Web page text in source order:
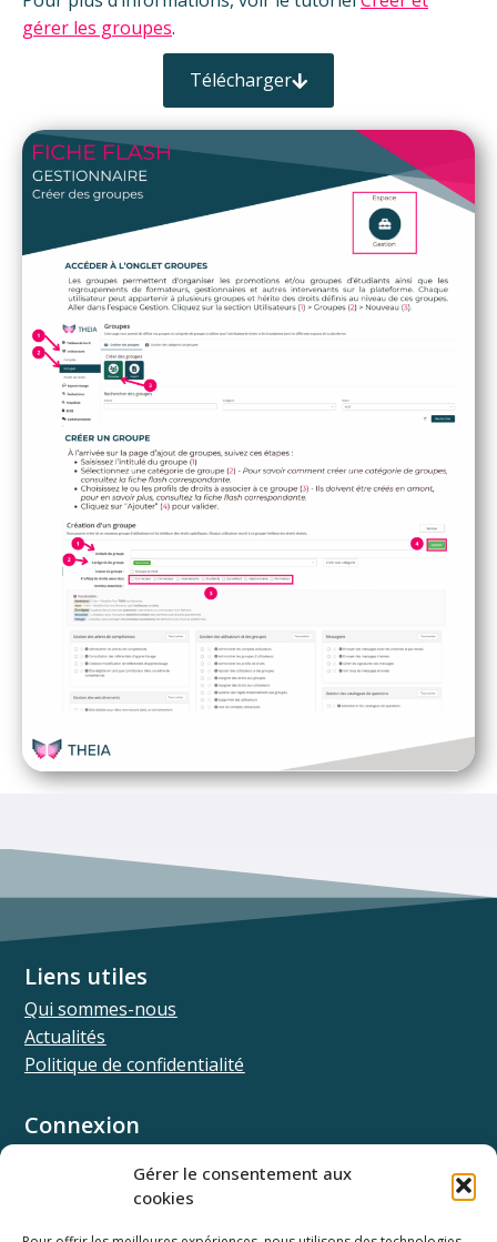
Gérer le consentement aux
cookies
gérer les groupes.
Télécharger
Connexion
Univ.theia
Liens utiles
Qui sommes-nous
Actualités
Politique de confidentialité